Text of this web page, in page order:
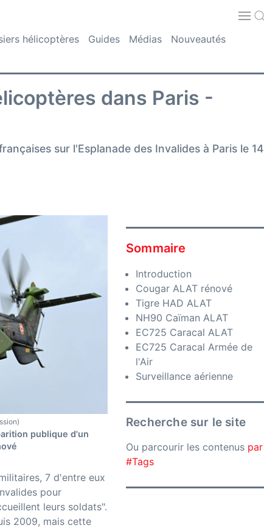
hélicoptères Guides Médias
Nouveautés
dans Paris -
sur l'Esplanade des Invalides à Paris le 14
publique d'un
7 d'entre eux
pour
leurs soldats".
2009, mais cette
Sommaire
Introduction
Cougar ALAT rénové
Tigre HAD ALAT
NH90 Caïman ALAT
EC725 Caracal ALAT
EC725 Caracal Armée de
l'Air
Surveillance aérienne
Recherche sur le site
Ou parcourir les contenus par
#Tags